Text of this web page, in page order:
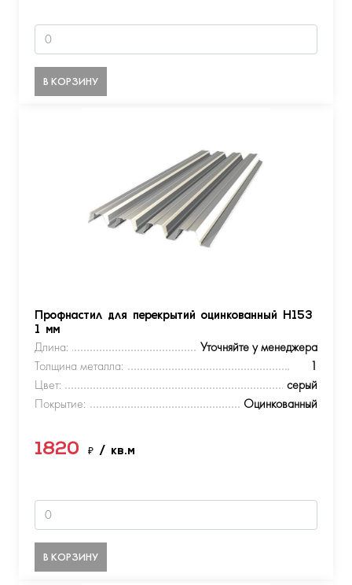
В КОРЗИНУ
Профнастил для перекрытий оцинкованный Н153
1 мм
Длина:
Уточняйте у менеджера
Толщина металла:
1
Цвет:
серый
Покрытие:
Оцинкованный
1820 ₽ / кв.м
В КОРЗИНУ